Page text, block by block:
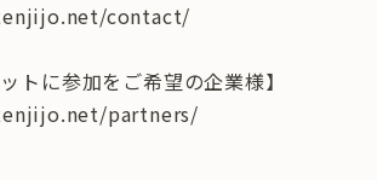
contact/
トに参加をご希望の企業様】
partners/